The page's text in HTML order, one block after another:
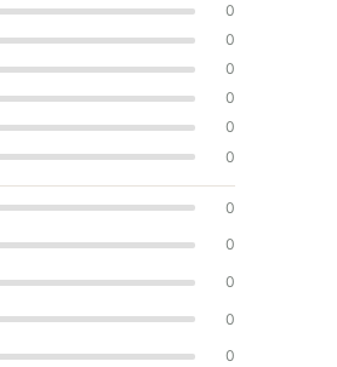
0
0
0
0
0
0
0
0
0
0
0